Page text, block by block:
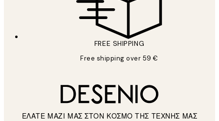
FREE SHIPPING
Free shipping over 59 €
ΕΛΑΤΕ ΜΑΖΙ ΜΑΣ ΣΤΟΝ ΚΟΣΜΟ ΤΗΣ ΤΕΧΝΗΣ ΜΑΣ